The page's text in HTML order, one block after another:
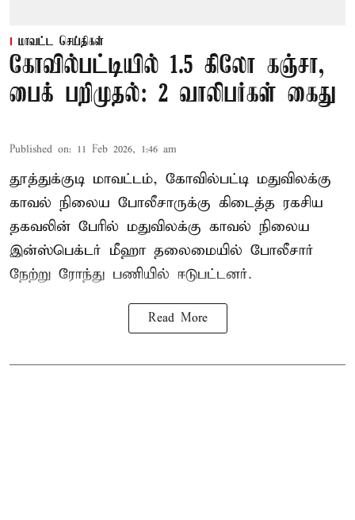
மாவட்ட செய்திகள்
கோவில்பட்டியில் 1.5 கிலோ கஞ்சா,
பைக் பறிமுதல்: 2 வாலிபர்கள் கைது
Published on: 11 Feb 2026, 1:46 am
தூத்துக்குடி மாவட்டம், கோவில்பட்டி மதுவிலக்கு
காவல் நிலைய போலீசாருக்கு கிடைத்த ரகசிய
தகவலின் பேரில் மதுவிலக்கு காவல் நிலைய
இன்ஸ்பெக்டர் மீஹா தலைமையில் போலீசார்
நேற்று ரோந்து பணியில் ஈடுபட்டனர்.
Read More